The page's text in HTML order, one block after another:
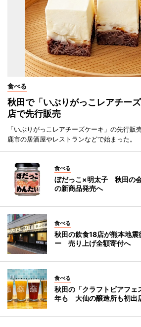
食べる
秋田で「いぶりがっこレアチー
店で先行販売
「いぶりがっこレアチーズケーキ」の先行販
鹿市の居酒屋やレストランなどで始まった。
食べる
ぼだっこ×明太子 秋田の
の新商品発売へ
食べる
秋田の飲食18店が熊本地
ー 売り上げ全額寄付へ
食べる
秋田の「クラフトビアフェ
年も 大仙の醸造所も初出